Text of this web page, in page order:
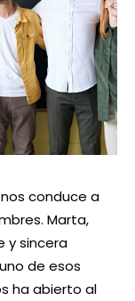
conduce a
Marta,
y sincera
de esos
ha abierto al